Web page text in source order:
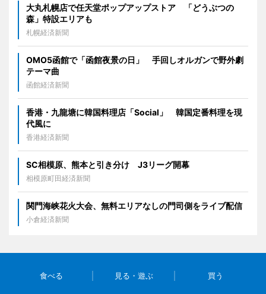
大丸札幌店で任天堂ポップアップストア 「どうぶつの
森」特設エリアも
札幌経済新聞
OMO5函館で「函館夜景の日」 手回しオルガンで野外劇
テーマ曲
函館経済新聞
香港・九龍塘に韓国料理店「Social」 韓国定番料理を現
代風に
香港経済新聞
SC相模原、熊本と引き分け J3リーグ開幕
相模原町田経済新聞
関門海峡花火大会、無料エリアなしの門司側をライブ配信
小倉経済新聞
食べる 見る・遊ぶ 買う